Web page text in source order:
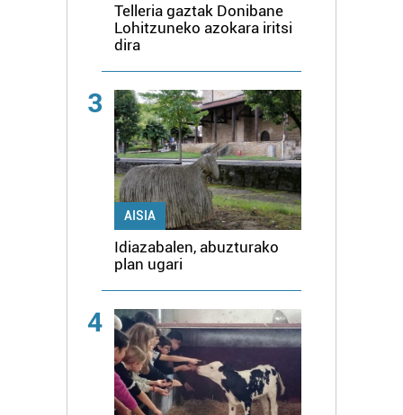
Telleria gaztak Donibane
Lohitzuneko azokara iritsi
dira
3
AISIA
Idiazabalen, abuzturako
plan ugari
4